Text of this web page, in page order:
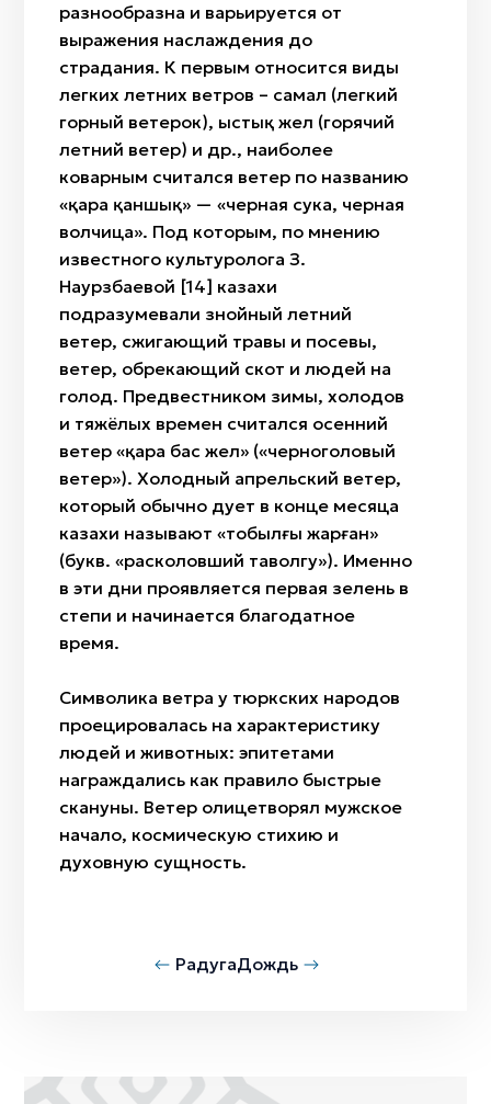
разнообразна и варьируется от
выражения наслаждения до
страдания. К первым относится виды
легких летних ветров – самал (легкий
горный ветерок), ыстық жел (горячий
летний ветер) и др., наиболее
коварным считался ветер по названию
«қара қаншық» — «черная сука, черная
волчица». Под которым, по мнению
известного культуролога З.
Наурзбаевой [14] казахи
подразумевали знойный летний
ветер, сжигающий травы и посевы,
ветер, обрекающий скот и людей на
голод. Предвестником зимы, холодов
и тяжёлых времен считался осенний
ветер «қара бас жел» («черноголовый
ветер»). Холодный апрельский ветер,
который обычно дует в конце месяца
казахи называют «тобылғы жарған»
(букв. «расколовший таволгу»). Именно
в эти дни проявляется первая зелень в
степи и начинается благодатное
время.
Символика ветра у тюркских народов
проецировалась на характеристику
людей и животных: эпитетами
награждались как правило быстрые
скануны. Ветер олицетворял мужское
начало, космическую стихию и
духовную сущность.
РадугаДождь